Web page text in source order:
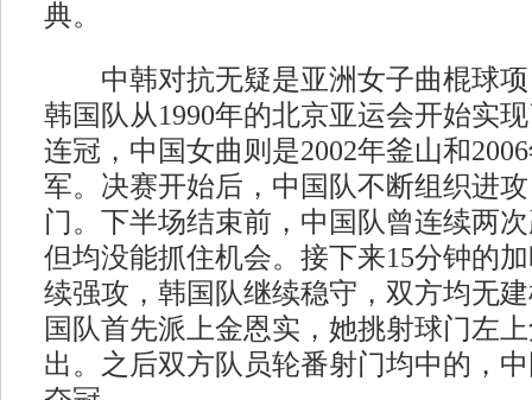
典。
中韩对抗无疑是亚洲女子曲棍球项
韩国队从1990年的北京亚运会开始实
连冠，中国女曲则是2002年釜山和
军。决赛开始后，中国队不断组织进
门。下半场结束前，中国队曾连续两
但均没能抓住机会。接下来15分钟的
续强攻，韩国队继续稳守，双方均无
国队首先派上金恩实，她挑射球门左
出。之后双方队员轮番射门均中的，